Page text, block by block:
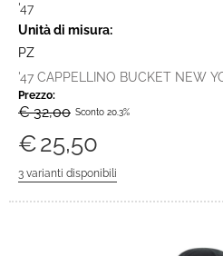
'47
Unità di misura:
PZ
'47 CAPPELLINO BUCKET NEW
Prezzo:
€ 32,00 Sconto 20.3%
€25,50